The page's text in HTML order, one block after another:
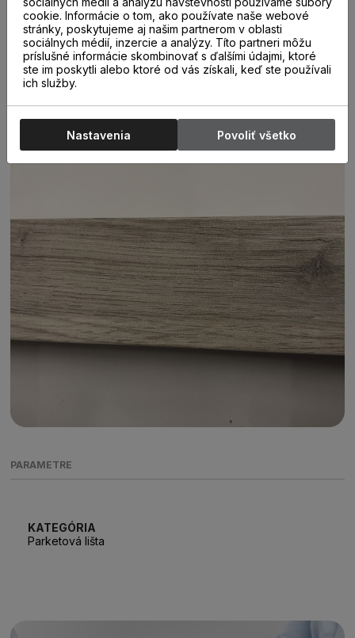
Soklové lišty Krono-original dodávajú Vašej laminátovej
podlahe jedinečný vzhľad a pocit dokonalosti. Sú farebne
dokonale zladené s podlahou. Špeciálny systém montáže
líšt na klipy umožňuje namontovať lišty bez viditeľných
skrutiek, čo ešte viac umocňuje elegantný vzhľad týchto
líšt. Takáto montáž zároveň umožňuje jednoduchú
demontáž a opätovnú montáž líšt . Ďaľšia, rýchlejšia a
jednoduchšia možnosť uchytenia líšt je pomocou lepidla.
PARAMETRE
KATEGÓRIA
Parketová lišta
cookie. Informácie o tom, ako používate naše webové
stránky, poskytujeme aj našim partnerom v oblasti
sociálnych médií, inzercie a analýzy. Títo partneri môžu
príslušné informácie skombinovať s ďalšími údajmi, ktoré
ste im poskytli alebo ktoré od vás získali, keď ste používali
ich služby.
Nastavenia Povoliť všetko